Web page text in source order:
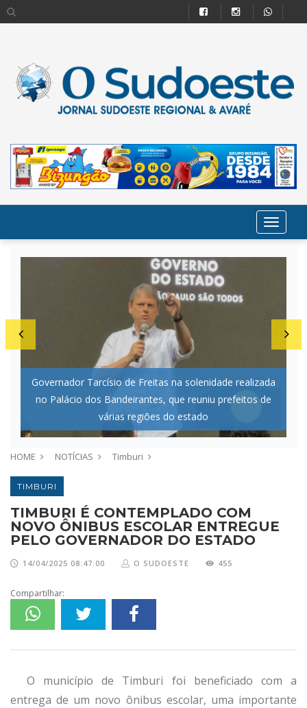
Governador Tarcísio de Freitas na solenidade realizada
no Palácio dos Bandeirantes, que reuniu prefeitos de
várias regiões do estado
HOME NOTÍCIAS Timburi
TIMBURI
TIMBURI É CONTEMPLADO COM
NOVO ÔNIBUS ESCOLAR ENTREGUE
PELO GOVERNADOR DO ESTADO
14/04/2025 08:47:00 O SUDOESTE 455
Compartilhar:
O município de Timburi foi beneficiado com a
entrega de um novo ônibus escolar, uma importante